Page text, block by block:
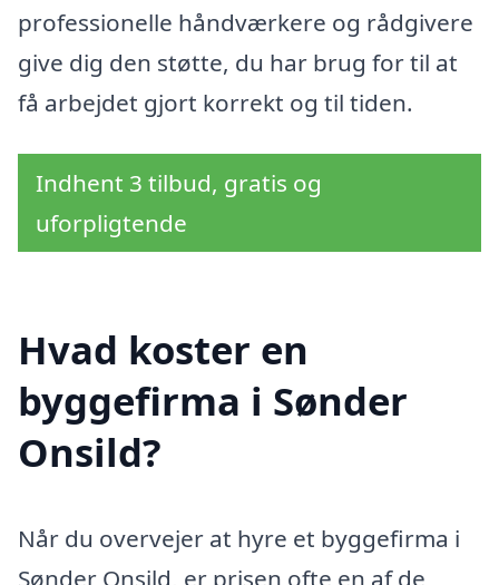
professionelle håndværkere og rådgivere
give dig den støtte, du har brug for til at
få arbejdet gjort korrekt og til tiden.
Indhent 3 tilbud, gratis og
uforpligtende
Hvad koster en
byggefirma i Sønder
Onsild?
Når du overvejer at hyre et byggefirma i